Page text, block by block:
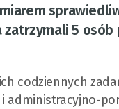
zatrzymali 5 osób
codziennych
administracyjno-